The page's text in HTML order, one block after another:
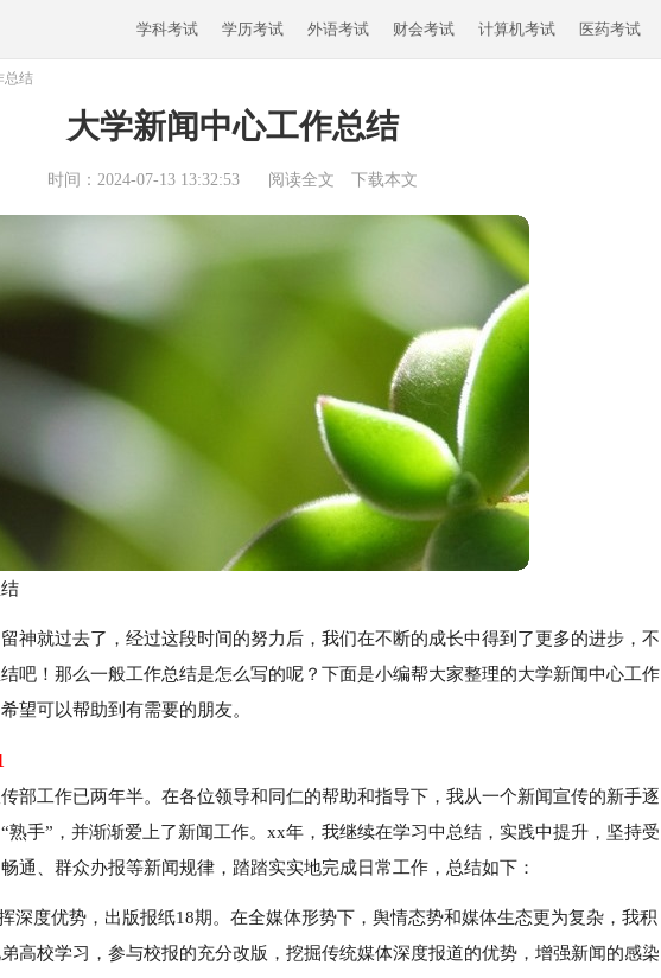
学科考试 学历考试 外语考试 财会考试 计算机考试 医药考试
总结
大学新闻中心工作总结
时间：2024-07-13 13:32:53 阅读全文 下载本文
神就过去了，经过这段时间的努力后，我们在不断的成长中得到了更多的进步，不
吧！那么一般工作总结是怎么写的呢？下面是小编帮大家整理的大学新闻中心工作
望可以帮助到有需要的朋友。
部工作已两年半。在各位领导和同仁的帮助和指导下，我从一个新闻宣传的新手逐
熟手”，并渐渐爱上了新闻工作。xx年，我继续在学习中总结，实践中提升，坚持受
通、群众办报等新闻规律，踏踏实实地完成日常工作，总结如下：
深度优势，出版报纸18期。在全媒体形势下，舆情态势和媒体生态更为复杂，我积
高校学习，参与校报的充分改版，挖掘传统媒体深度报道的优势，增强新闻的感染